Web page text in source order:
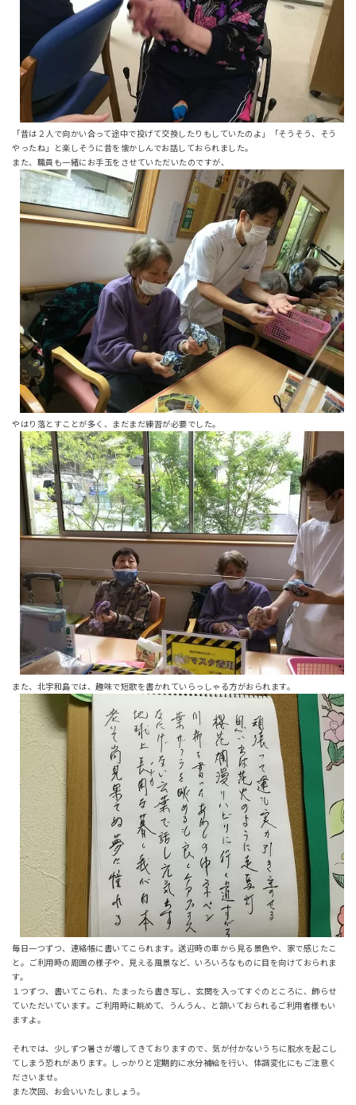
「昔は２人で向かい合って途中で投げて交換したりもしていたのよ」「そうそう、そう
やったね」と楽しそうに昔を懐かしんでお話しておられました。
また、職員も一緒にお手玉をさせていただいたのですが、
やはり落とすことが多く、まだまだ練習が必要でした。
また、北宇和島では、趣味で短歌を書かれていらっしゃる方がおられます。
毎日一つずつ、連絡帳に書いてこられます。送迎時の車から見る景色や、家で感じたこ
と。ご利用時の周囲の様子や、見える風景など、いろいろなものに目を向けておられま
す。
１つずつ、書いてこられ、たまったら書き写し、玄関を入ってすぐのところに、飾らせ
ていただいています。ご利用時に眺めて、うんうん、と頷いておられるご利用者様もい
ますよ。
それでは、少しずつ暑さが増してきておりますので、気が付かないうちに脱水を起こし
てしまう恐れがあります。しっかりと定期的に水分補給を行い、体調変化にもご注意く
ださいませ。
また次回、お会いいたしましょう。